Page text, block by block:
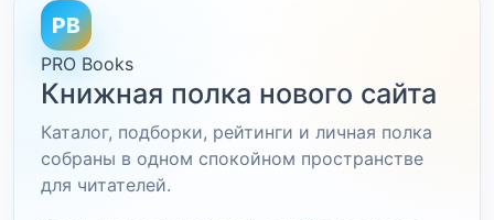
PB
PRO Books
Книжная полка нового сайта
Каталог, подборки, рейтинги и личная полка
собраны в одном спокойном пространстве
для читателей.